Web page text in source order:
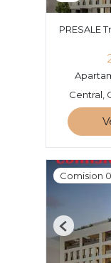
PRESALE
Central,
Comision
Previous